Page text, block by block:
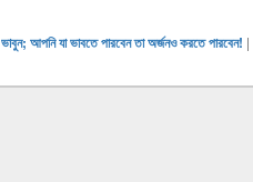
ভাবুন; আপনি যা ভাবতে পারবেন তা অর্জনও করতে পারবেন! |